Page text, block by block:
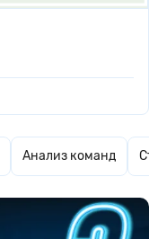
Анализ команд